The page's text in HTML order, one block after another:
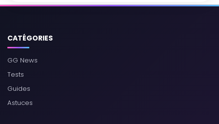
CATÉGORIES
GG News
Tests
Guides
Astuces